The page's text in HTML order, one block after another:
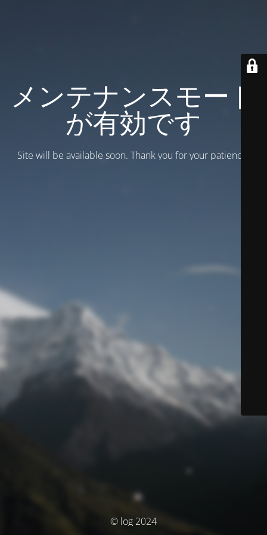
メンテナンスモード
が有効です
Site will be available soon. Thank you for your patience!
© log 2024